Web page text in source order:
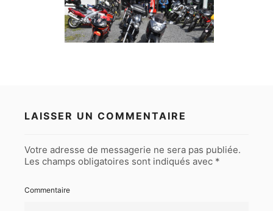
LAISSER UN COMMENTAIRE
Votre adresse de messagerie ne sera pas publiée.
Les champs obligatoires sont indiqués avec *
Commentaire